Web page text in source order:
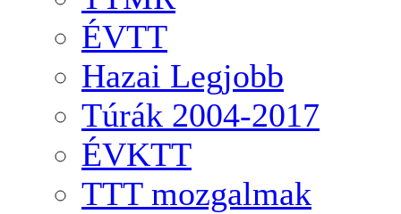
ÉVTT
Hazai Legjobb
Túrák 2004-2017
ÉVKTT
TTT mozgalmak